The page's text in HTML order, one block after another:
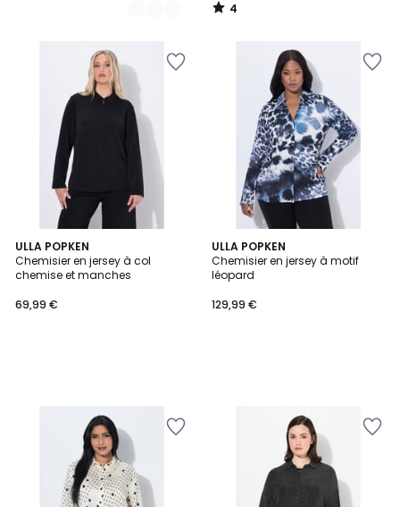
4
/
ULLA POPKEN
Chemisier en jersey à col
chemise et manches
69,99 €
ULLA POPKEN
Chemisier en jersey à motif
léopard
129,99 €